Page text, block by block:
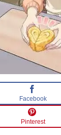
Facebook
Pinterest